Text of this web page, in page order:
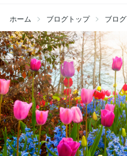
ホーム ブログトップ ブログ